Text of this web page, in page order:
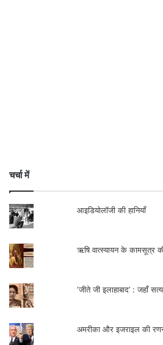
चर्चा में
आइडियोलॉजी की हानियाँ
ऋषि वात्स्यायन के कामसूत्र
‘जीते जी इलाहाबाद’ : जहाँ
अमरीका और इजराइल की